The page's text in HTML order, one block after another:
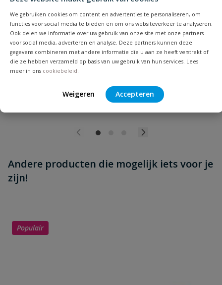
We gebruiken cookies om content en advertenties te personaliseren, om
functies voor social media te bieden en om ons websiteverkeer te analyseren.
Ook delen we informatie over uw gebruik van onze site met onze partners
voor social media, adverteren en analyse. Deze partners kunnen deze
gegevens combineren met andere informatie die u aan ze heeft verstrekt of
die ze hebben verzameld op basis van uw gebruik van hun services. Lees
meer in ons cookiebeleid.
Weigeren Accepteren
PVC overschuifmof
Zonder stootrand | Diameter: 32 t/m 500 mm | Aansluiting:
manchet | Kleur: grijs | KOMO
Op voorraad
Andere producten die mogelijk iets voor je
zijn!
Populair